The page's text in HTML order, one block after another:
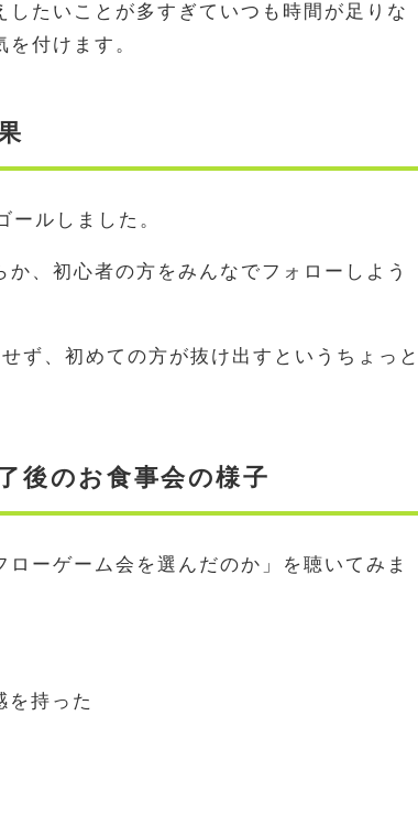
たいことが多すぎていつも時間が足りな
付けます。
ルしました。
、初心者の方をみんなでフォローしよう
ず、初めての方が抜け出すというちょっと
後のお食事会の様子
ーゲーム会を選んだのか」を聴いてみま
を持った